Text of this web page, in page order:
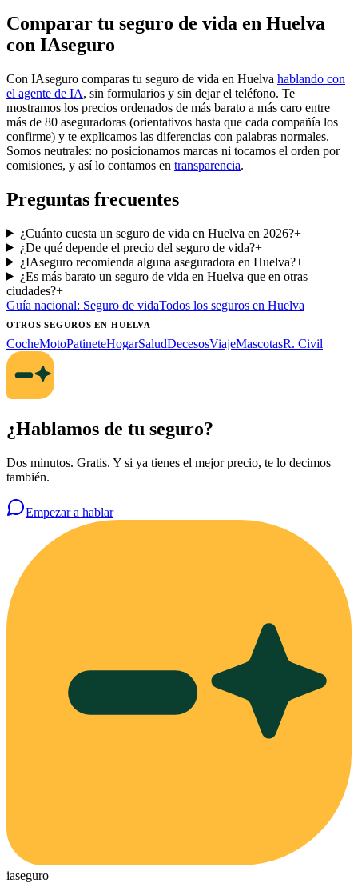
Comparar tu seguro de vida en Huelva
con IAseguro
Con IAseguro comparas tu seguro de vida en Huelva hablando con
el agente de IA, sin formularios y sin dejar el teléfono. Te
mostramos los precios ordenados de más barato a más caro entre
más de 80 aseguradoras (orientativos hasta que cada compañía los
confirme) y te explicamos las diferencias con palabras normales.
Somos neutrales: no posicionamos marcas ni tocamos el orden por
comisiones, y así lo contamos en transparencia.
Preguntas frecuentes
¿Cuánto cuesta un seguro de vida en Huelva en 2026?+
¿De qué depende el precio del seguro de vida?+
¿IAseguro recomienda alguna aseguradora en Huelva?+
¿Es más barato un seguro de vida en Huelva que en otras
ciudades?+
Guía nacional: Seguro de vidaTodos los seguros en Huelva
OTROS SEGUROSEN HUELVA
CocheMotoPatineteHogarSaludDecesosViajeMascotasR. Civil
¿Hablamos de tu seguro?
Dos minutos. Gratis. Y si ya tienes el mejor precio, te lo decimos
también.
Empezar a hablar
iaseguro